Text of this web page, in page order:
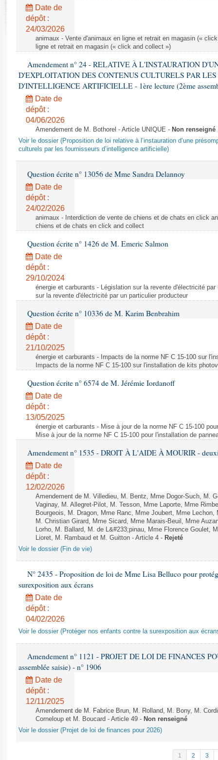
Rapports législatifs
Rapports sur l'application des lois
Baromètre de l’application des lois
Dossiers législatifs
Budget et sécurité sociale
Questions écrites et orales
Comptes rendus des débats
Date de
dépôt :
24/03/2026
animaux - Vente d'animaux en ligne et retrait en magasin («
ligne et retrait en magasin (« click and collect »)
Amendement n° 24 - RELATIVE À L'INSTAURATION
D'EXPLOITATION DES CONTENUS CULTURELS PAR LES
D'INTELLIGENCE ARTIFICIELLE - 1ère lecture (2ème
Date de
dépôt :
04/06/2026
Amendement de M. Bothorel - Article UNIQUE - Non renseigné
Voir le dossier (Proposition de loi relative à l’instauration d’une
culturels par les fournisseurs d’intelligence artificielle)
Question écrite n° 13056 de Mme Sandra Delannoy
Date de
dépôt :
24/02/2026
animaux - Interdiction de vente de chiens et de chats en click
chiens et de chats en click and collect
Question écrite n° 1426 de M. Emeric Salmon
Date de
dépôt :
29/10/2024
énergie et carburants - Législation sur la revente d'électricité
sur la revente d'électricité par un particulier producteur
Question écrite n° 10336 de M. Karim Benbrahim
Date de
dépôt :
21/10/2025
énergie et carburants - Impacts de la norme NF C 15-100 sur
Impacts de la norme NF C 15-100 sur l'installation de kits
Question écrite n° 6574 de M. Jérémie Iordanoff
Date de
dépôt :
13/05/2025
énergie et carburants - Mise à jour de la norme NF C 15-100
Mise à jour de la norme NF C 15-100 pour l'installation de
Amendement n° 1535 - DROIT À L'AIDE À MOURIR -
Date de
dépôt :
12/02/2026
Amendement de M. Villedieu, M. Bentz, Mme Dogor-Such, M.
Vaginay, M. Allegret-Pilot, M. Tesson, Mme Laporte, Mme
Bourgeois, M. Dragon, Mme Ranc, Mme Joubert, Mme
M. Christian Girard, Mme Sicard, Mme Marais-Beuil, Mme
Lorho, M. Ballard, M. de L&#233;pinau, Mme Florence Goulet,
Lioret, M. Rambaud et M. Guitton - Article 4 - Rejeté
Voir le dossier (Fin de vie)
N° 2435 - Proposition de loi de Mme Lisa Belluco pour
surexposition aux écrans
Date de
dépôt :
04/02/2026
Voir le dossier (Protéger nos enfants contre la surexposition aux
Amendement n° 1121 - PROJET DE LOI DE FINANCES
assemblée saisie) - n° 1906
Date de
dépôt :
12/11/2025
Amendement de M. Fabrice Brun, M. Rolland, M. Bony, M.
Corneloup et M. Boucard - Article 49 - Non renseigné
Voir le dossier (Projet de loi de finances pour 2026)
1 2 3